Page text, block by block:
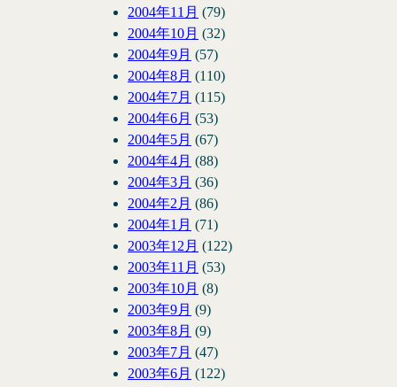
2004年11月 (79)
2004年10月 (32)
2004年9月 (57)
2004年8月 (110)
2004年7月 (115)
2004年6月 (53)
2004年5月 (67)
2004年4月 (88)
2004年3月 (36)
2004年2月 (86)
2004年1月 (71)
2003年12月 (122)
2003年11月 (53)
2003年10月 (8)
2003年9月 (9)
2003年8月 (9)
2003年7月 (47)
2003年6月 (122)